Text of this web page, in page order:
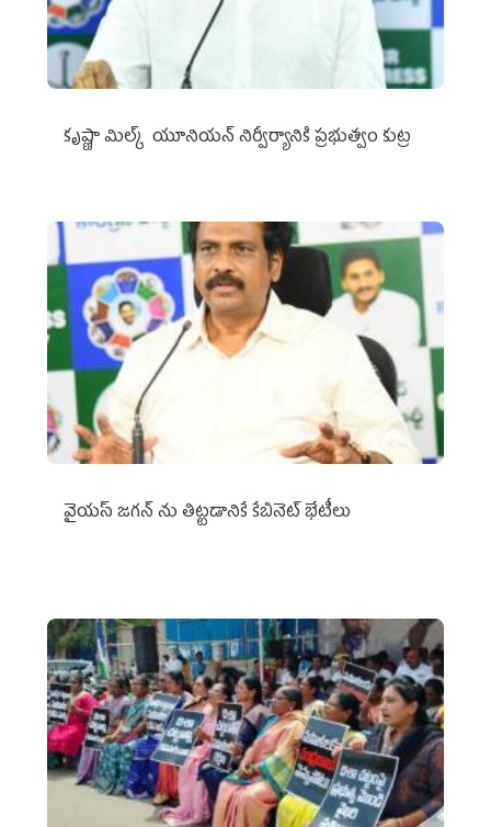
కృష్ణా మిల్క్‌ యూనియన్‌ నిర్వీర్యానికి ప్రభుత్వం కుట్ర
వైయ‌స్ జగన్‌ ను తిట్టడానికే కేబినెట్‌ భేటీలు